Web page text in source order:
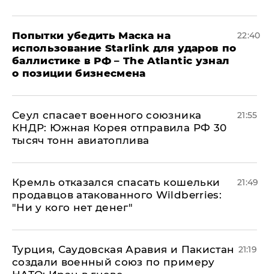
Попытки убедить Маска на
использование Starlink для ударов по
баллистике в РФ – The Atlantic узнал
о позиции бизнесмена
22:40
​Сеул спасает военного союзника
КНДР: Южная Корея отправила РФ 30
тысяч тонн авиатоплива
21:55
Кремль отказался спасать кошельки
продавцов атакованного Wildberries:
"Ни у кого нет денег"
21:49
Турция, Саудовская Аравия и Пакистан
создали военный союз по примеру
21:19